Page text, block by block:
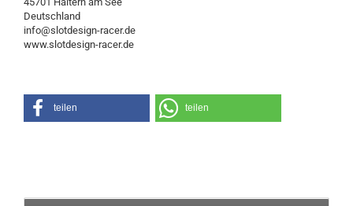
Deutschland
info@slotdesign-racer.de
www.slotdesign-racer.de
teilen teilen